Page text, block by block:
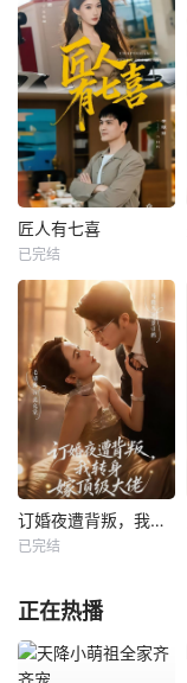
匠人有七喜
已完结
订婚夜遭背叛，我转身嫁顶级大佬
已完结
正在热播